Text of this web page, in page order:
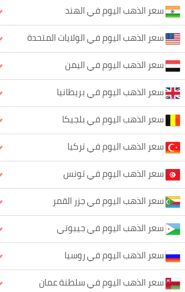
سعر الذهب اليوم في الهند
سعر الذهب اليوم في الولايات المتحدة
سعر الذهب اليوم في اليمن
سعر الذهب اليوم في بريطانيا
سعر الذهب اليوم في بلجيكا
سعر الذهب اليوم في تركيا
سعر الذهب اليوم في تونس
سعر الذهب اليوم في جزر القمر
سعر الذهب اليوم في جيبوتي
سعر الذهب اليوم في روسيا
سعر الذهب اليوم في سلطنة عمان